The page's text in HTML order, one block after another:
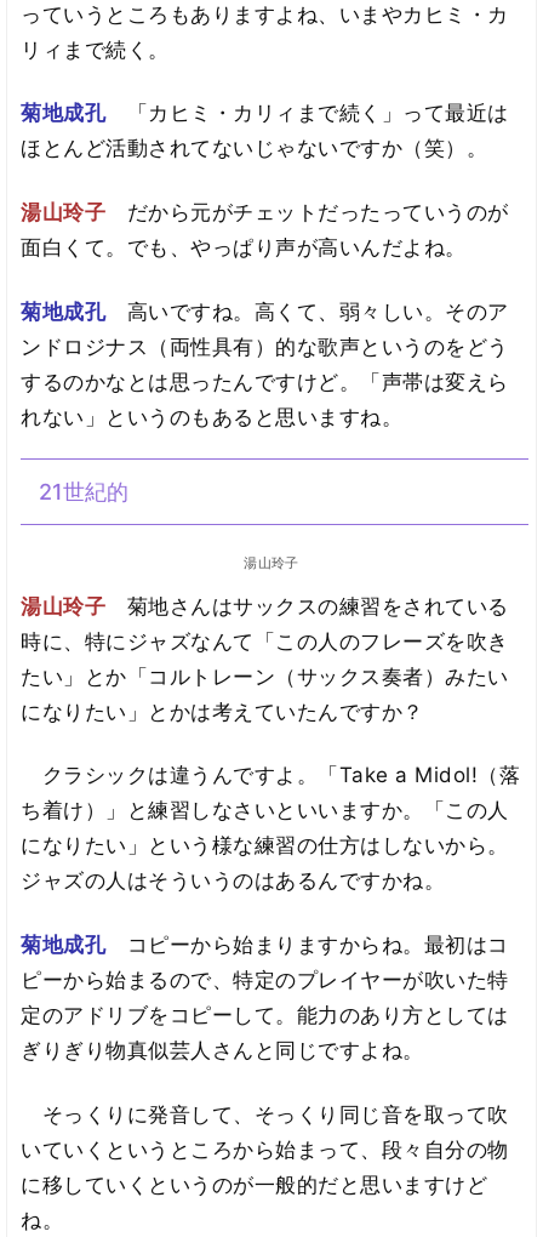
っていうところもありますよね、いまやカヒミ・カ
リィまで続く。
菊地成孔
「カヒミ・カリィまで続く」って最近は
ほとんど活動されてないじゃないですか（笑）。
湯山玲子 だから元がチェットだったっていうのが
面白くて。でも、やっぱり声が高いんだよね。
菊地成孔 高いですね。高くて、弱々しい。そのア
ンドロジナス（両性具有）的な歌声というのをどう
するのかなとは思ったんですけど。「声帯は変えら
れない」というのもあると思いますね。
21世紀的
湯山玲子
湯山玲子 菊地さんはサックスの練習をされている
時に、特にジャズなんて「この人のフレーズを吹き
たい」とか「コルトレーン（サックス奏者）みたい
になりたい」とかは考えていたんですか？
クラシックは違うんですよ。「Take a Midol!（落
ち着け）」と練習しなさいといいますか。「この人
になりたい」という様な練習の仕方はしないから。
ジャズの人はそういうのはあるんですかね。
菊地成孔
コピーから始まりますからね。最初はコ
ピーから始まるので、特定のプレイヤーが吹いた特
定のアドリブをコピーして。能力のあり方としては
ぎりぎり物真似芸人さんと同じですよね。
そっくりに発音して、そっくり同じ音を取って吹
いていくというところから始まって、段々自分の物
に移していくというのが一般的だと思いますけど
ね。